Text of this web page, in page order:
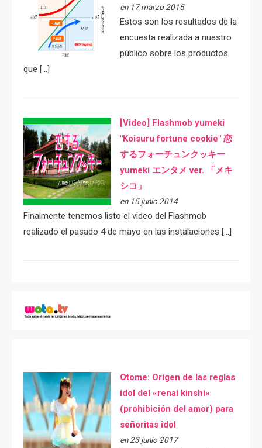
en 17 marzo 2015
Estos son los resultados de la
encuesta realizada a nuestro
público sobre los productos
que […]
[Video] Flashmob yumeki
"Koisuru fortune cookie" 恋
するフォーチュンクッキー
yumeki エンタメ ver. 「メキ
シコ」
en 15 junio 2014
Finalmente tenemos listo el video del Flashmob
realizado el pasado 4 de mayo en las instalaciones […]
Otome: Orígen de las reglas
idol del «renai kinshi»
(prohibición del amor) para
señoritas idol
en 23 junio 2017